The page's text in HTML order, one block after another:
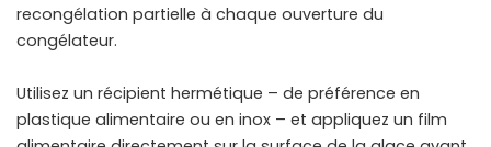
recongélation partielle à chaque ouverture du
congélateur.
Utilisez un récipient hermétique – de préférence en
plastique alimentaire ou en inox – et appliquez un film